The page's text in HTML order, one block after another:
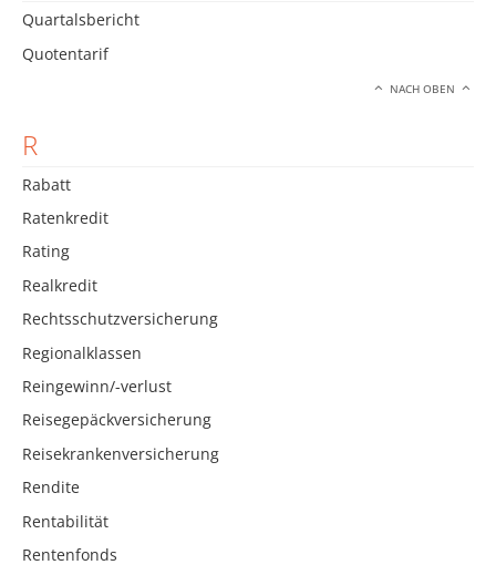
Quartalsbericht
Quotentarif
NACH OBEN
R
Rabatt
Ratenkredit
Rating
Realkredit
Rechtsschutzversicherung
Regionalklassen
Reingewinn/-verlust
Reisegepäckversicherung
Reisekrankenversicherung
Rendite
Rentabilität
Rentenfonds